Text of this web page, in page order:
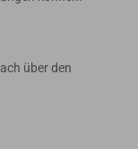
über den